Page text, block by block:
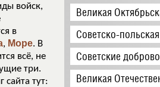
войск,
в
, Море. В
всё, не
три.
сайта тут:
Великая
Советско-
Советские
Великая